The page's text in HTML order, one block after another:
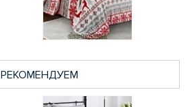
РЕКОМЕНДУЕМ